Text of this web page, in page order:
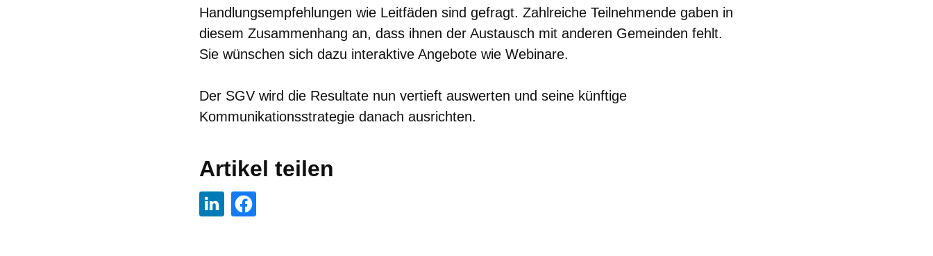
Handlungsempfehlungen wie Leitfäden sind gefragt. Zahlreiche Teilnehmende gaben in
diesem Zusammenhang an, dass ihnen der Austausch mit anderen Gemeinden fehlt.
Sie wünschen sich dazu interaktive Angebote wie Webinare.
Der SGV wird die Resultate nun vertieft auswerten und seine künftige
Kommunikationsstrategie danach ausrichten.
Artikel teilen